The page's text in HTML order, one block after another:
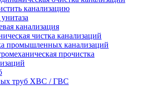
канализацию
канализация
чистка канализаций
промышленных канализаций
прочистка
труб ХВС / ГВС